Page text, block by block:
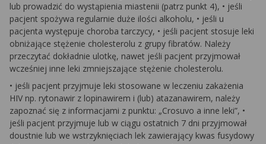
lub prowadzić do wystąpienia miastenii (patrz punkt 4), • jeśli
pacjent spożywa regularnie duże ilości alkoholu, • jeśli u
pacjenta występuje choroba tarczycy, • jeśli pacjent stosuje leki
obniżające stężenie cholesterolu z grupy fibratów. Należy
przeczytać dokładnie ulotkę, nawet jeśli pacjent przyjmował
wcześniej inne leki zmniejszające stężenie cholesterolu.
• jeśli pacjent przyjmuje leki stosowane w leczeniu zakażenia
HIV np. rytonawir z lopinawirem i (lub) atazanawirem, należy
zapoznać się z informacjami z punktu: „Crosuvo a inne leki”, •
jeśli pacjent przyjmuje lub w ciągu ostatnich 7 dni przyjmował
doustnie lub we wstrzyknięciach lek zawierający kwas fusydowy